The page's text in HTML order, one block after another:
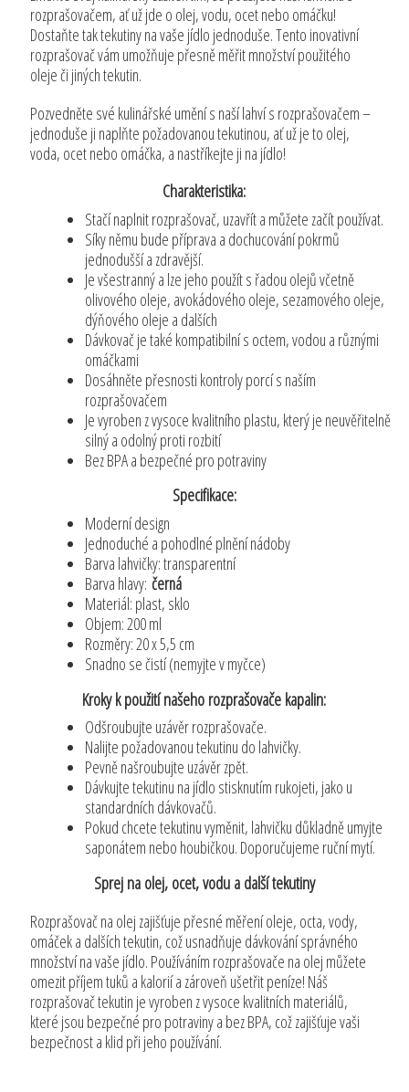
rozprašovačem, ať už jde o olej, vodu, ocet nebo omáčku!
Dostaňte tak tekutiny na vaše jídlo jednoduše. Tento inovativní
rozprašovač vám umožňuje přesně měřit množství použitého
oleje či jiných tekutin.
Pozvedněte své kulinářské umění s naší lahví s rozprašovačem –
jednoduše ji naplňte požadovanou tekutinou, ať už je to olej,
voda, ocet nebo omáčka, a nastříkejte ji na jídlo!
Charakteristika:
Stačí naplnit rozprašovač, uzavřít a můžete začít používat.
Síky němu bude příprava a dochucování pokrmů
jednodušší a zdravější.
Je všestranný a lze jeho použít s řadou olejů včetně
olivového oleje, avokádového oleje, sezamového oleje,
dýňového oleje a dalších
Dávkovač je také kompatibilní s octem, vodou a různými
omáčkami
Dosáhněte přesnosti kontroly porcí s naším
rozprašovačem
Je vyroben z vysoce kvalitního plastu, který je neuvěřitelně
silný a odolný proti rozbití
Bez BPA a bezpečné pro potraviny
Specifikace:
Moderní design
Jednoduché a pohodlné plnění nádoby
Barva lahvičky: transparentní
Barva hlavy:černá
Materiál: plast, sklo
Objem: 200 ml
Rozměry: 20 x 5,5 cm
Snadno se čistí (nemyjte v myčce)
Kroky k použití našeho rozprašovače kapalin:
Odšroubujte uzávěr rozprašovače.
Nalijte požadovanou tekutinu do lahvičky.
Pevně našroubujte uzávěr zpět.
Dávkujte tekutinu na jídlo stisknutím rukojeti, jako u
standardních dávkovačů.
Pokud chcete tekutinu vyměnit, lahvičku důkladně umyjte
saponátem nebo houbičkou. Doporučujeme ruční mytí.
Sprej na olej, ocet, vodu a další tekutiny
Rozprašovač na olej zajišťuje přesné měření oleje, octa, vody,
omáček a dalších tekutin, což usnadňuje dávkování správného
množství na vaše jídlo. Používáním rozprašovače na olej můžete
omezit příjem tuků a kalorií a zároveň ušetřit peníze! Náš
rozprašovač tekutin je vyroben z vysoce kvalitních materiálů,
které jsou bezpečné pro potraviny a bez BPA, což zajišťuje vaši
bezpečnost a klid při jeho používání.